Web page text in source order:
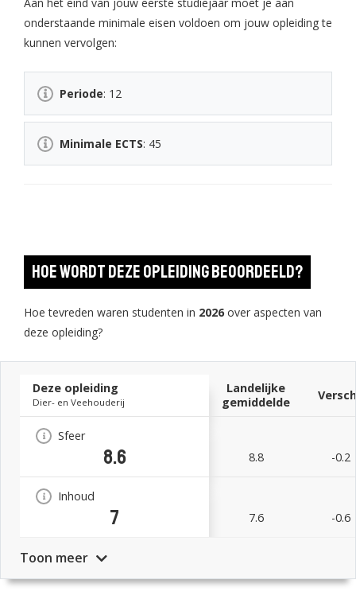
onderstaande minimale eisen voldoen om jouw opleiding te
kunnen vervolgen:
Periode: 12
Minimale ECTS: 45
Hoe wordt deze opleiding beoordeeld?
Hoe tevreden waren studenten in 2026 over aspecten van
deze opleiding?
Deze opleiding
Dier- en Veehouderij
Landelijke
gemiddelde
Sfeer
8.6 8.8 -0.2
Inhoud
7 7.6 -0.6
Toon meer